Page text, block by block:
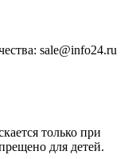
sale@info24.ru
только при
для детей.